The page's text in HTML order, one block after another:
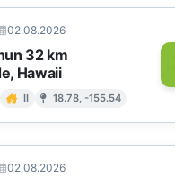
02.08.2026
32 km
Hawaii
II 18.78, -155.54
02.08.2026